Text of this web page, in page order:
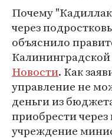
Почему
через
объяснило
Новости. Как
управление не
деньги из
приобрести
учреждение